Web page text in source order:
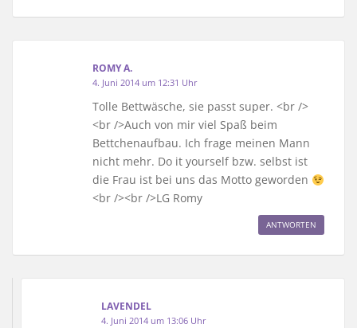
ROMY A.
4. Juni 2014 um 12:31 Uhr
Tolle Bettwäsche, sie passt super. <br />
<br />Auch von mir viel Spaß beim
Bettchenaufbau. Ich frage meinen Mann
nicht mehr. Do it yourself bzw. selbst ist
die Frau ist bei uns das Motto geworden
<br /><br />LG Romy
ANTWORTEN
LAVENDEL
4. Juni 2014 um 13:06 Uhr